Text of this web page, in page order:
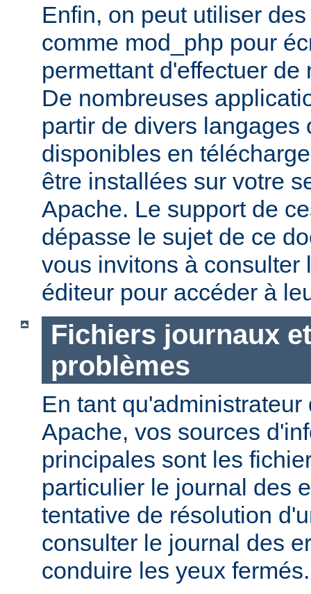
Enfin, on peut utiliser
comme mod_php pour
permettant d'effectuer
De nombreuses
partir de divers langages
disponibles en
être installées sur votre
Apache. Le support de
dépasse le sujet de ce
vous invitons à consulter
éditeur pour accéder à
Fichiers journaux
problèmes
En tant
Apache, vos sources
principales sont les
particulier le journal des
tentative de résolution
consulter le journal des
conduire les yeux fermés.